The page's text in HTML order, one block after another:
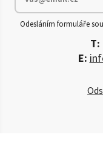
Odesláním formuláře
T:
E: